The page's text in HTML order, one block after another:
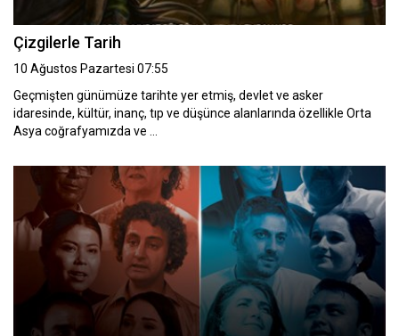
Çizgilerle Tarih
10 Ağustos Pazartesi 07:55
Geçmişten günümüze tarihte yer etmiş, devlet ve asker
idaresinde, kültür, inanç, tıp ve düşünce alanlarında özellikle Orta
Asya coğrafyamızda ve …